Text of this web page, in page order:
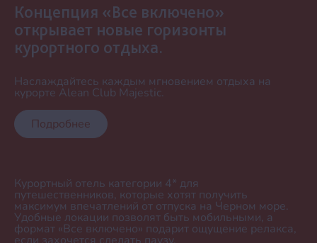
Концепция «Все включено»
открывает новые горизонты
курортного отдыха.
Наслаждайтесь каждым мгновением отдыха на
курорте Alean Club Majestic.
Подробнее
Курортный отель категории 4* для
путешественников, которые хотят получить
максимум впечатлений от отпуска на Черном море.
Удобные локации позволят быть мобильными, а
формат «Все включено» подарит ощущение релакса,
если захочется сделать паузу.